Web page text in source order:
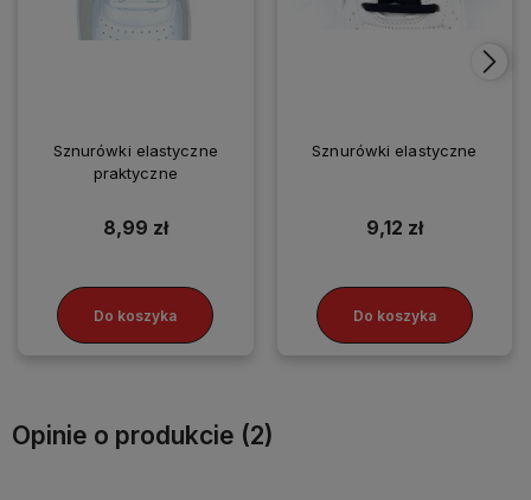
Sznurówki elastyczne
praktyczne
8,99 zł
Do koszyka
Sznurówki elastyczne
9,12 zł
Do koszyka
Opinie o produkcie (2)